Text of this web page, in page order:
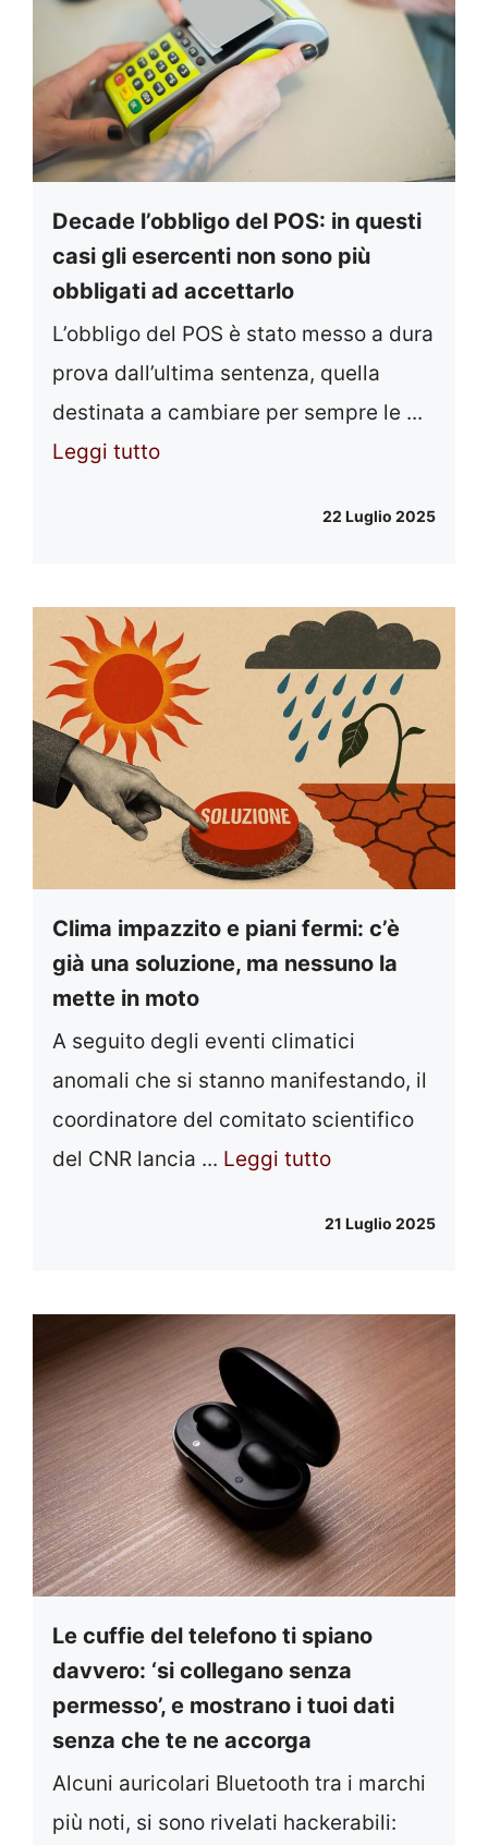
Decade l’obbligo del POS: in questi
casi gli esercenti non sono più
obbligati ad accettarlo
L’obbligo del POS è stato messo a dura
prova dall’ultima sentenza, quella
destinata a cambiare per sempre le ...
Leggi tutto
22 Luglio 2025
Clima impazzito e piani fermi: c’è
già una soluzione, ma nessuno la
mette in moto
A seguito degli eventi climatici
anomali che si stanno manifestando, il
coordinatore del comitato scientifico
del CNR lancia ... Leggi tutto
21 Luglio 2025
Le cuffie del telefono ti spiano
davvero: ‘si collegano senza
permesso’, e mostrano i tuoi dati
senza che te ne accorga
Alcuni auricolari Bluetooth tra i marchi
più noti, si sono rivelati hackerabili: